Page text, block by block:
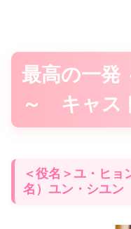
最高の一発
～ キャス
＜役名＞ユ・ヒョ
名）ユン・シユン